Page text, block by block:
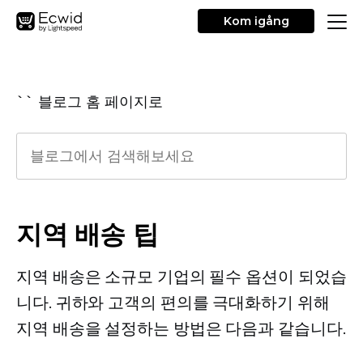
Kom igång
`` 블로그 홈 페이지로
지역 배송 팁
지역 배송은 소규모 기업의 필수 옵션이 되었습
니다. 귀하와 고객의 편의를 극대화하기 위해
지역 배송을 설정하는 방법은 다음과 같습니다.